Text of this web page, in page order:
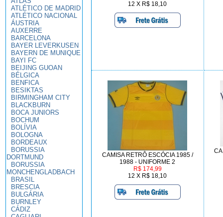
ATLÉTICO DE MADRID
ATLÉTICO NACIONAL
ÁUSTRIA
AUXERRE
BARCELONA
BAYER LEVERKUSEN
BAYERN DE MUNIQUE
BAYI FC
BEIJING GUOAN
BÉLGICA
BENFICA
BESIKTAS
BIRMINGHAM CITY
BLACKBURN
BOCA JUNIORS
BOCHUM
BOLÍVIA
BOLOGNA
BORDEAUX
BORUSSIA
DORTMUND
BORUSSIA
MONCHENGLADBACH
BRASIL
BRESCIA
BULGÁRIA
BURNLEY
CÁDIZ
12 X R$ 18,10
CAMISA RETRÔ ESCÓCIA 1985 /
1988 - UNIFORME 2
R$ 174,99
12 X R$ 18,10